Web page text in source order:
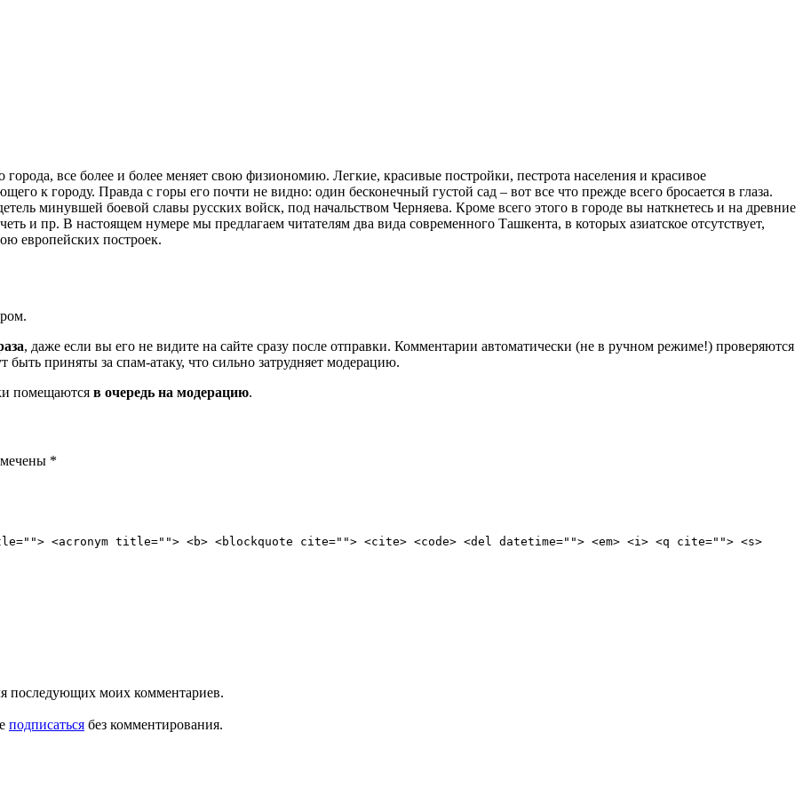
все более и более меняет свою физиономию. Легкие, красивые постройки, пестрота населения и красивое
к городу. Правда с горы его почти не видно: один бесконечный густой сад – вот все что прежде всего бросается в глаза.
минувшей боевой славы русских войск, под начальством Черняева. Кроме всего этого в городе вы наткнетесь и на древние
и пр. В настоящем нумере мы предлагаем читателям два вида современного Ташкента, в которых азиатское отсутствует,
европейских построек.
, даже если вы его не видите на сайте сразу после отправки. Комментарии автоматически (не в ручном режиме!) проверяются
приняты за спам-атаку, что сильно затрудняет модерацию.
помещаются в очередь на модерацию.
*
<acronym title=""> <b> <blockquote cite=""> <cite> <code> <del datetime=""> <em> <i> <q cite=""> <s>
последующих моих комментариев.
подписаться без комментирования.